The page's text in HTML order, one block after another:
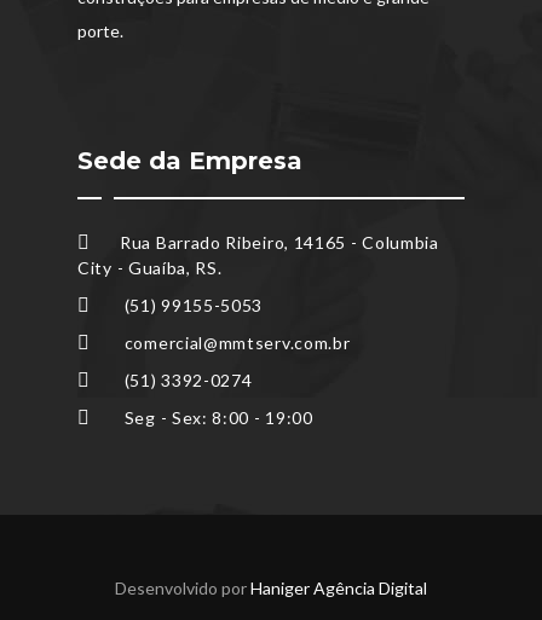
porte.
Sede da Empresa
Rua Barrado Ribeiro, 14165 - Columbia
City - Guaíba, RS.
(51) 99155-5053
comercial@mmtserv.com.br
(51) 3392-0274
Seg - Sex: 8:00 - 19:00
Desenvolvido porHaniger Agência Digital